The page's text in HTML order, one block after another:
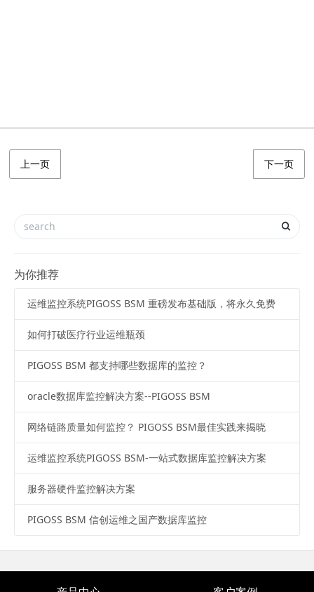
上一页 下一页
为你推荐
运维监控系统PIGOSS BSM 重磅发布基础版，将永久免费
如何打破医疗行业运维瓶颈
PIGOSS BSM 都支持哪些数据库的监控？
oracle数据库监控解决方案--PIGOSS BSM
网络链路质量如何监控？ PIGOSS BSM最佳实践来揭晓
运维监控系统PIGOSS BSM-一站式数据库监控解决方案
服务器硬件监控解决方案
PIGOSS BSM 信创运维之国产数据库监控